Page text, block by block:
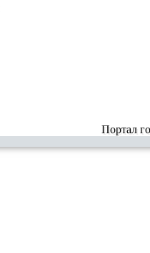
Портал